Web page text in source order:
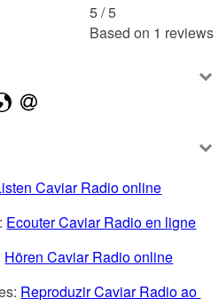
5 /5
Based on 1 reviews
Caviar Radio online
Ecouter Caviar Radio en ligne
Hören Caviar Radio online
Reproduzir Caviar Radio ao